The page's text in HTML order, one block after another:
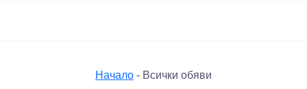
Начало - Всички обяви